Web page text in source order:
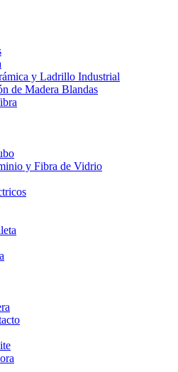
y Ladrillo Industrial
de Madera Blandas
y Fibra de Vidrio